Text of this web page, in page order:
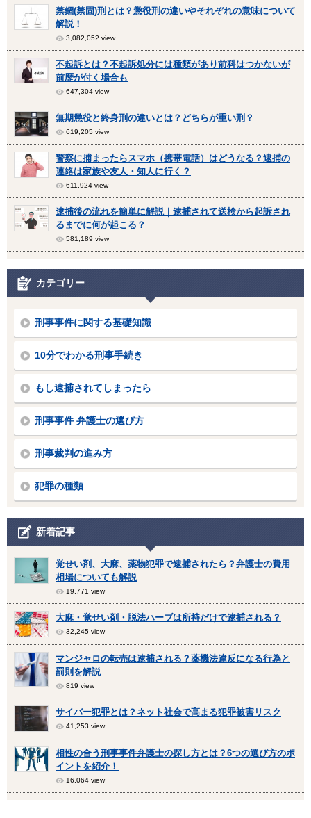
禁錮(禁固)刑とは？懲役刑の違いやそれぞれの意味について
解説！
3,082,052 view
不起訴とは？不起訴処分には種類があり前科はつかないが
前歴が付く場合も
647,304 view
無期懲役と終身刑の違いとは？どちらが重い刑？
619,205 view
警察に捕まったらスマホ（携帯電話）はどうなる？逮捕の
連絡は家族や友人・知人に行く？
611,924 view
逮捕後の流れを簡単に解説｜逮捕されて送検から起訴され
るまでに何が起こる？
581,189 view
カテゴリー
刑事事件に関する基礎知識
10分でわかる刑事手続き
もし逮捕されてしまったら
刑事事件 弁護士の選び方
刑事裁判の進み方
犯罪の種類
新着記事
覚せい剤、大麻、薬物犯罪で逮捕されたら？弁護士の費用
相場についても解説
19,771 view
大麻・覚せい剤・脱法ハーブは所持だけで逮捕される？
32,245 view
マンジャロの転売は逮捕される？薬機法違反になる行為と
罰則を解説
819 view
サイバー犯罪とは？ネット社会で高まる犯罪被害リスク
41,253 view
相性の合う刑事事件弁護士の探し方とは？6つの選び方のポ
イントを紹介！
16,064 view